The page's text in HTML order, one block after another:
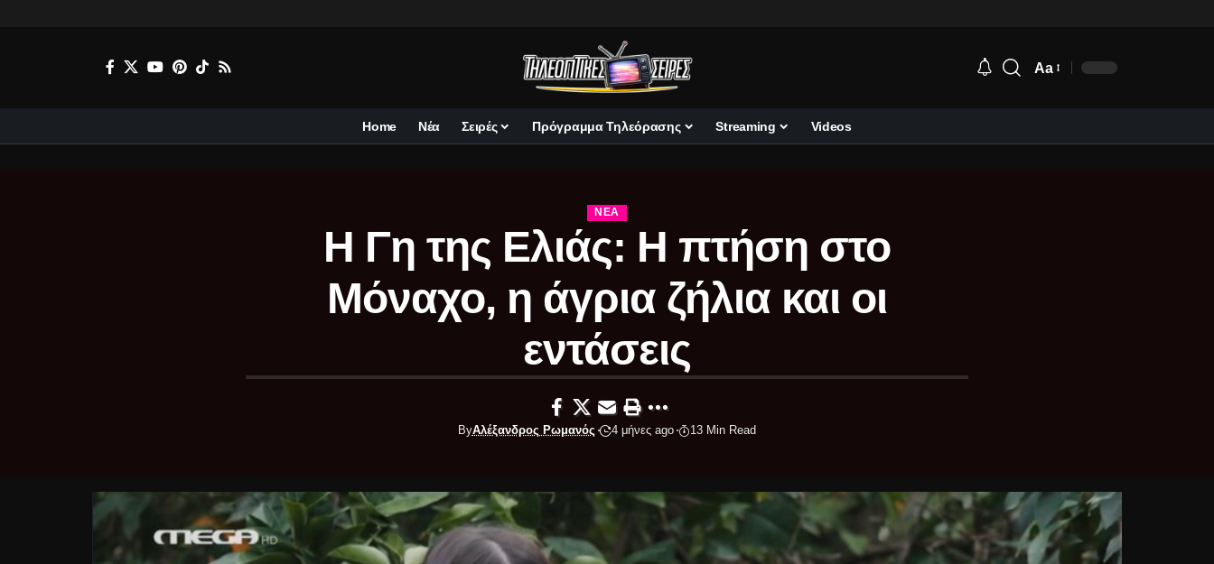
Aa
Home Νέα Σειρές Πρόγραμμα Τηλεόρασης Streaming Videos
ΝΈΑ
Η Γη της Ελιάς: Η πτήση στο
Μόναχο, η άγρια ζήλια και οι
εντάσεις
ByΑλέξανδρος Ρωμανός 4 μήνες ago 13 Min Read